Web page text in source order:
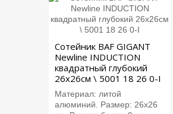
Сотейник BAF GIGANT
Newline INDUCTION
квадратный глубокий
26x26см \ 5001 18 26 0-I
Материал: литой
алюминий. Размер: 26х26